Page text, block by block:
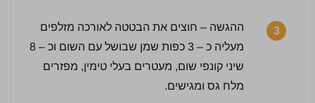
3
ההגשה – חוצים את הבטטה לאורכה מזלפים
מעליה כ – 3 כפות שמן שבושל עם השום וכ – 8
שיני קונפי שום, מעטרים בעלי טימין, מפזרים
מלח גס ומגישים.